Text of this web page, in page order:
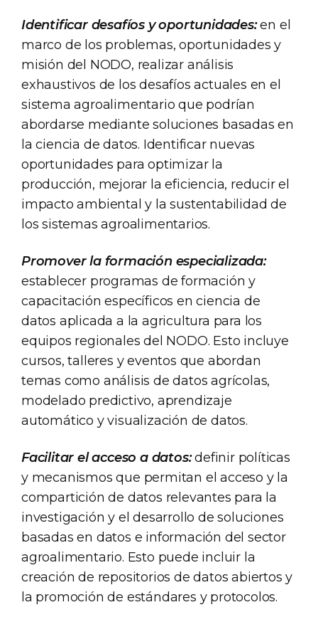
Identificar desafíos y oportunidades:en el
marco de los problemas, oportunidades y
misión del NODO, realizar análisis
exhaustivos de los desafíos actuales en el
sistema agroalimentario que podrían
abordarse mediante soluciones basadas en
la ciencia de datos. Identificar nuevas
oportunidades para optimizar la
producción, mejorar la eficiencia, reducir el
impacto ambiental y la sustentabilidad de
los sistemas agroalimentarios.
Promover la formación especializada:
establecer programas de formación y
capacitación específicos en ciencia de
datos aplicada a la agricultura para los
equipos regionales del NODO. Esto incluye
cursos, talleres y eventos que abordan
temas como análisis de datos agrícolas,
modelado predictivo, aprendizaje
automático y visualización de datos.
Facilitar el acceso a datos:definir políticas
y mecanismos que permitan el acceso y la
compartición de datos relevantes para la
investigación y el desarrollo de soluciones
basadas en datos e información del sector
agroalimentario. Esto puede incluir la
creación de repositorios de datos abiertos y
la promoción de estándares y protocolos.